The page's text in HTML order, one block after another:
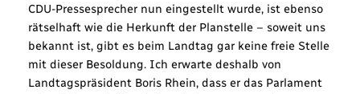
CDU-Pressesprecher nun eingestellt wurde, ist ebenso
rätselhaft wie die Herkunft der Planstelle – soweit uns
bekannt ist, gibt es beim Landtag gar keine freie Stelle
mit dieser Besoldung. Ich erwarte deshalb von
Landtagspräsident Boris Rhein, dass er das Parlament